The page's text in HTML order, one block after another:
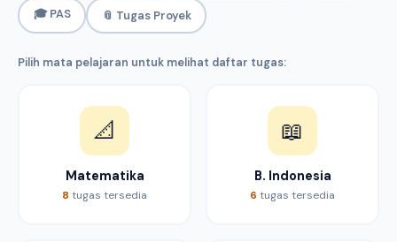
🎓 PAS 📎 Tugas Proyek
Pilih mata pelajaran untuk melihat daftar tugas:
📐
Matematika
8 tugas tersedia
📖
B. Indonesia
6 tugas tersedia